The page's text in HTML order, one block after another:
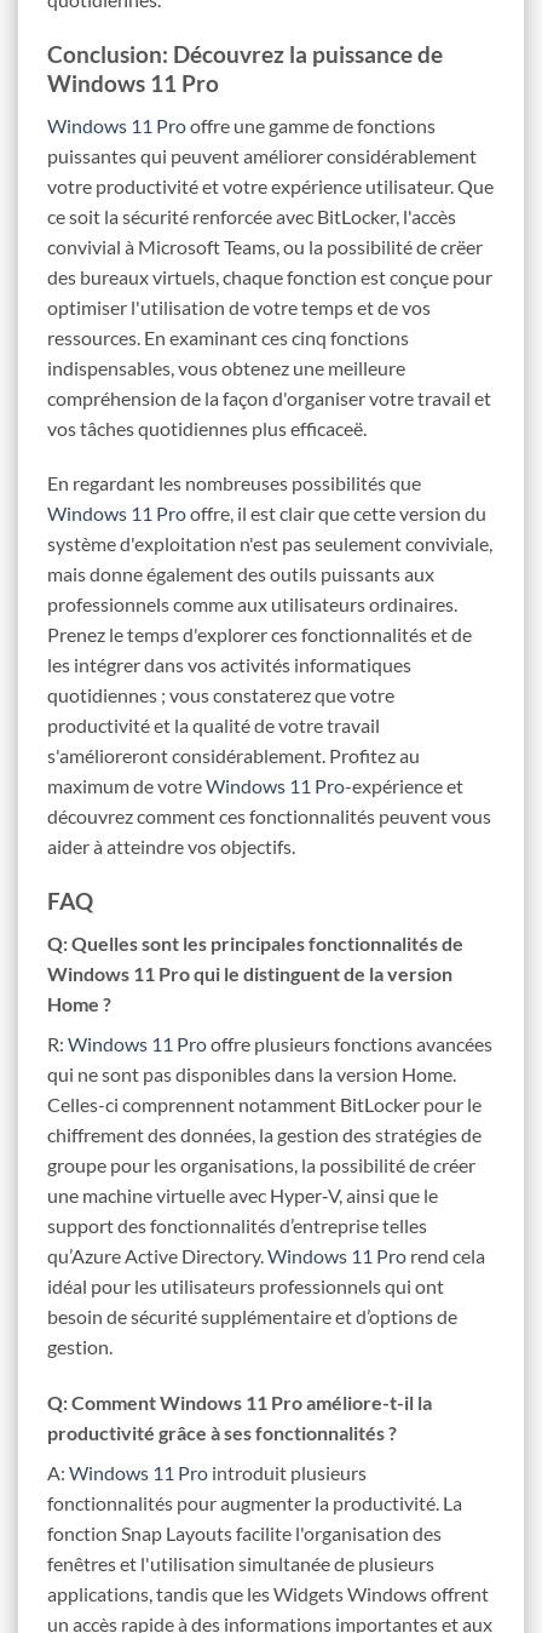
Conclusion: Découvrez la puissance de
Windows 11 Pro
Windows 11 Prooffre une gamme de fonctions
puissantes qui peuvent améliorer considérablement
votre productivité et votre expérience utilisateur. Que
ce soit la sécurité renforcée avec BitLocker, l'accès
convivial à Microsoft Teams, ou la possibilité de crëer
des bureaux virtuels, chaque fonction est conçue pour
optimiser l'utilisation de votre temps et de vos
ressources. En examinant ces cinq fonctions
indispensables, vous obtenez une meilleure
compréhension de la façon d'organiser votre travail et
vos tâches quotidiennes plus efficaceë.
En regardant les nombreuses possibilités que
Windows 11 Prooffre, il est clair que cette version du
système d'exploitation n'est pas seulement conviviale,
mais donne également des outils puissants aux
professionnels comme aux utilisateurs ordinaires.
Prenez le temps d'explorer ces fonctionnalités et de
les intégrer dans vos activités informatiques
quotidiennes ; vous constaterez que votre
productivité et la qualité de votre travail
s'amélioreront considérablement. Profitez au
maximum de votreWindows 11 Pro-expérience et
découvrez comment ces fonctionnalités peuvent vous
aider à atteindre vos objectifs.
FAQ
Q: Quelles sont les principales fonctionnalités de
Windows 11 Pro qui le distinguent de la version
Home ?
R: Windows 11 Prooffre plusieurs fonctions avancées
qui ne sont pas disponibles dans la version Home.
Celles-ci comprennent notamment BitLocker pour le
chiffrement des données, la gestion des stratégies de
groupe pour les organisations, la possibilité de créer
une machine virtuelle avec Hyper‑V, ainsi que le
support des fonctionnalités d’entreprise telles
qu’Azure Active Directory. Windows 11 Pro rend cela
idéal pour les utilisateurs professionnels qui ont
besoin de sécurité supplémentaire et d’options de
gestion.
Q: Comment Windows 11 Pro améliore-t-il la
productivité grâce à ses fonctionnalités ?
A: Windows 11 Pro introduit plusieurs
fonctionnalités pour augmenter la productivité. La
fonction Snap Layouts facilite l'organisation des
fenêtres et l'utilisation simultanée de plusieurs
applications, tandis que les Widgets Windows offrent
un accès rapide à des informations importantes et aux